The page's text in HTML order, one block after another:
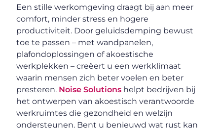
Een stille werkomgeving draagt bij aan meer
comfort, minder stress en hogere
productiviteit. Door geluidsdemping bewust
toe te passen – met wandpanelen,
plafondoplossingen of akoestische
werkplekken – creëert u een werkklimaat
waarin mensen zich beter voelen en beter
presteren. Noise Solutions helpt bedrijven bij
het ontwerpen van akoestisch verantwoorde
werkruimtes die gezondheid en welzijn
ondersteunen. Bent u benieuwd wat rust kan